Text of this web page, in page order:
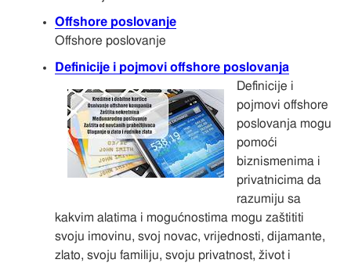
Offshore poslovanje
Offshore poslovanje
Definicije i pojmovi offshore poslovanja
Definicije i
pojmovi offshore
poslovanja mogu
pomoći
biznismenima i
privatnicima da
razumiju sa
kakvim alatima i mogućnostima mogu zaštititi
svoju imovinu, svoj novac, vrijednosti, dijamante,
zlato, svoju familiju, svoju privatnost, život i